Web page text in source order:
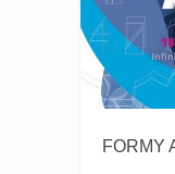
FORMY